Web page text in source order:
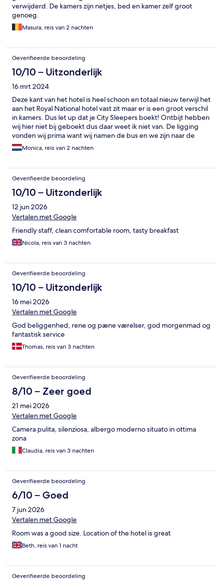
verwijderd. De kamers zijn netjes, bed en kamer zelf groot
genoeg.
Masura, reis van 2 nachten
Geverifieerde beoordeling
10/10 – Uitzonderlijk
16 mrt 2024
Deze kant van het hotel is heel schoon en totaal nieuw terwijl het
aan het Royal National hotel vast zit maar er is een groot verschil
in kamers. Dus let up dat je City Sleepers boekt! Ontbijt hebben
wij hier niet bij geboekt dus daar weet ik niet van. De ligging
vonden wij prima want wij namen de bus en we zijn naar de
Harry Potter experience geweest en hiervoor stopt de bus die
wij geboekt hadden naast dit hotel. Maar let op want de metro
lopen.
Monica, reis van 2 nachten
Geverifieerde beoordeling
10/10 – Uitzonderlijk
12 jun 2026
Vertalen met Google
Friendly staff, clean comfortable room, tasty breakfast
Nicola, reis van 3 nachten
Geverifieerde beoordeling
10/10 – Uitzonderlijk
16 mei 2026
Vertalen met Google
God beliggenhed, rene og pæne værelser, god morgenmad og
fantastisk service
Thomas, reis van 3 nachten
Geverifieerde beoordeling
8/10 – Zeer goed
21 mei 2026
Vertalen met Google
Camera pulita, silenziosa, albergo moderno situato in ottima
zona
Claudia, reis van 3 nachten
Geverifieerde beoordeling
6/10 – Goed
7 jun 2026
Vertalen met Google
Room was a good size. Location of the hotel is great
Beth, reis van 1 nacht
Geverifieerde beoordeling